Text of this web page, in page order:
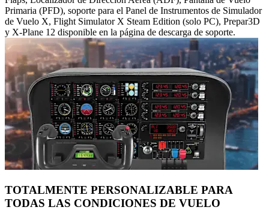
Primaria (PFD), soporte para el Panel de Instrumentos de Simulador
de Vuelo X, Flight Simulator X Steam Edition (solo PC), Prepar3D
y X-Plane 12 disponible en la página de descarga de soporte.
TOTALMENTE PERSONALIZABLE PARA
TODAS LAS CONDICIONES DE VUELO